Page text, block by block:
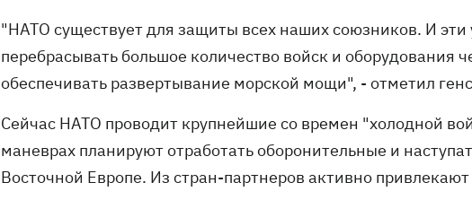
"НАТО существует для защиты всех наших союзников. И
перебрасывать большое количество войск и оборудования
обеспечивать развертывание морской мощи", - отметил
Сейчас НАТО проводит крупнейшие со времен "холодной
маневрах планируют отработать оборонительные и
Восточной Европе. Из стран-партнеров активно